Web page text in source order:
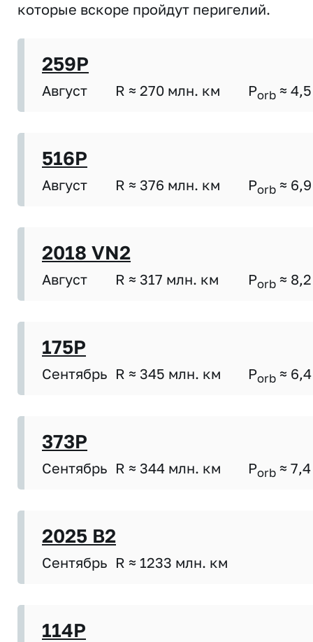
которые вскоре пройдут перигелий.
259P
Август R ≈ 270 млн. км Porb ≈ 4,5
516P
Август R ≈ 376 млн. км Porb ≈ 6,9
2018 VN2
Август R ≈ 317 млн. км Porb ≈ 8,2
175P
Сентябрь R ≈ 345 млн. км Porb ≈ 6,4
373P
Сентябрь R ≈ 344 млн. км Porb ≈ 7,4
2025 B2
Сентябрь R ≈ 1233 млн. км
114P